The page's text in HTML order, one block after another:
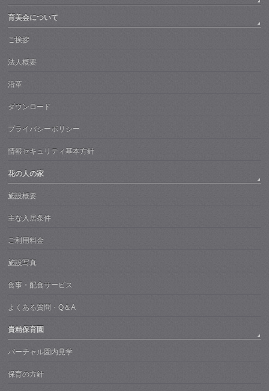
育美会について
ご挨拶
法人概要
沿革
ダウンロード
プライバシーポリシー
情報セキュリティ基本方針
花の人の家
施設概要
主な入居条件
ご利用料金
施設写真
食事・配食サービス
よくある質問・Q＆A
貴精保育園
バーチャル園内見学
保育の方針